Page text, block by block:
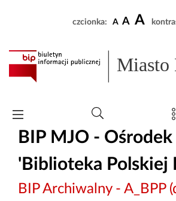
czcionka: A A A
Miasto
BIP MJO -
'Biblioteka Polskiej
BIP Archiwalny - A_BPP